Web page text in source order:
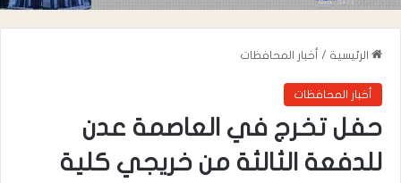
الرئيسية / أخبار المحافظات
أخبار المحافظات
حفل تخرج في العاصمة عدن
للدفعة الثالثة من خريجي كلية